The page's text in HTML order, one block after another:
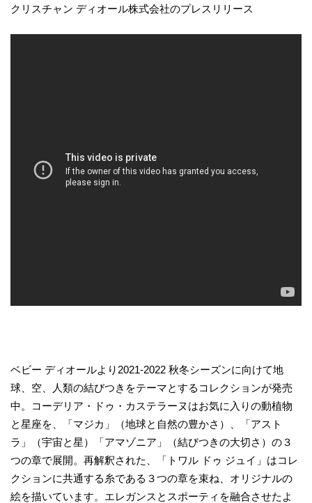
クリスチャン ディオール株式会社のプレスリリース
ベビー ディオールより2021-2022 秋冬シーズンに向けて地
球、空、人類の結びつきをテーマとするコレクションが発売
中。コーデリア・ドゥ・カステラーヌはお気に入りの動植物
と星座を、「マジカ」（地球と自然の豊かさ）、「アスト
ラ」（宇宙と星）「アマゾニア」（結びつきの大切さ）の３
つの章で展開。再解釈された、「トワル ドゥ ジュイ」はコレ
クションに共通する糸である３つの章を束ね、オリジナルの
絵を描いています。エレガンスとスポーティを融合させたよ